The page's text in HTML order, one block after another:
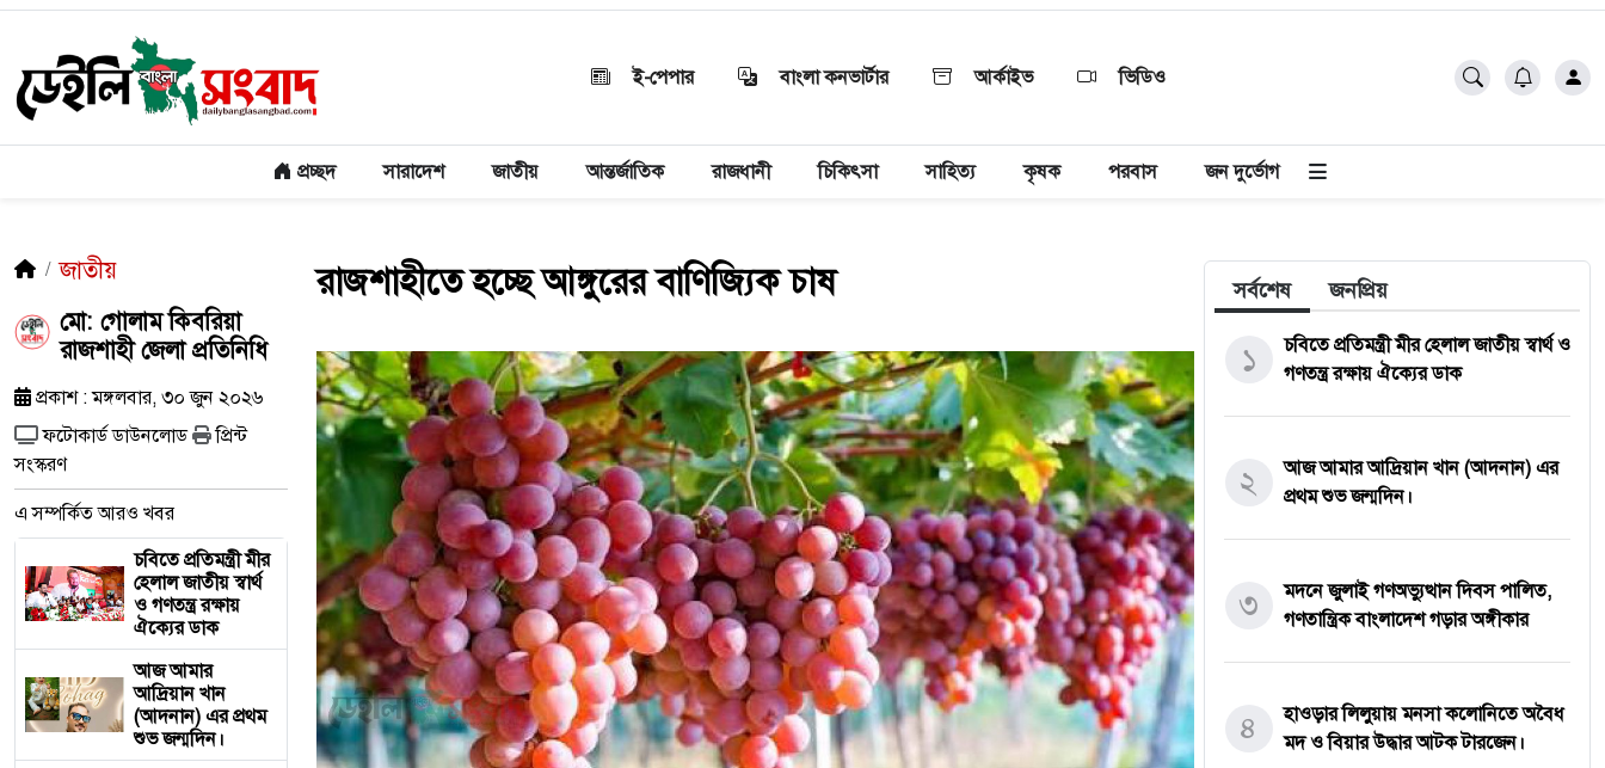
ই-পেপার বাংলা কনভার্টার আর্কাইভ ভিডিও
প্রচ্ছদ সারাদেশ জাতীয় আন্তর্জাতিক রাজধানী চিকিৎসা সাহিত্য কৃষক পরবাস জন দুর্ভোগ
জাতীয়
মো: গোলাম কিবরিয়া
রাজশাহী জেলা প্রতিনিধি
প্রকাশ : মঙ্গলবার, ৩০ জুন ২০২৬
ফটোকার্ড ডাউনলোড
প্রিন্ট
সংস্করণ
এ সম্পর্কিত আরও খবর
চবিতে প্রতিমন্ত্রী মীর
হেলাল জাতীয় স্বার্থ
ও গণতন্ত্র রক্ষায়
ঐক্যের ডাক
আজ আমার
আদ্রিয়ান খান
(আদনান) এর প্রথম
শুভ জন্মদিন।
রাজশাহীতে হচ্ছে আঙ্গুরের বাণিজ্যিক চাষ সর্বশেষ জনপ্রিয়
১
চবিতে প্রতিমন্ত্রী মীর হেলাল জাতীয় স্বার্থ ও
গণতন্ত্র রক্ষায় ঐক্যের ডাক
২
আজ আমার আদ্রিয়ান খান (আদনান) এর
প্রথম শুভ জন্মদিন।
৩
মদনে জুলাই গণঅভ্যুত্থান দিবস পালিত,
গণতান্ত্রিক বাংলাদেশ গড়ার অঙ্গীকার
৪
হাওড়ার লিলুয়ায় মনসা কলোনিতে অবৈধ
মদ ও বিয়ার উদ্ধার আটক টারজেন।